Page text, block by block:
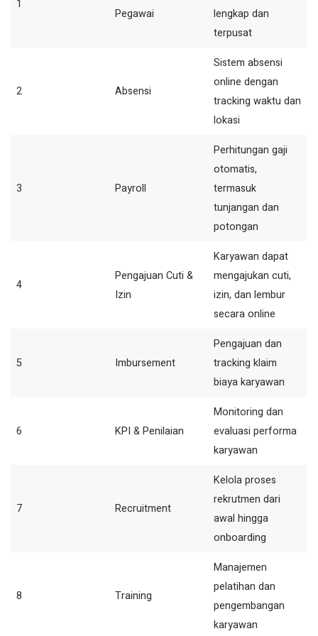
1
Pegawai
lengkap dan
terpusat
2 Absensi
Sistem absensi
online dengan
tracking waktu dan
lokasi
3 Payroll
Perhitungan gaji
otomatis,
termasuk
tunjangan dan
potongan
4
Pengajuan Cuti &
Izin
Karyawan dapat
mengajukan cuti,
izin, dan lembur
secara online
5 Imbursement
Pengajuan dan
tracking klaim
biaya karyawan
6 KPI & Penilaian
Monitoring dan
evaluasi performa
karyawan
7 Recruitment
Kelola proses
rekrutmen dari
awal hingga
onboarding
8 Training
Manajemen
pelatihan dan
pengembangan
karyawan